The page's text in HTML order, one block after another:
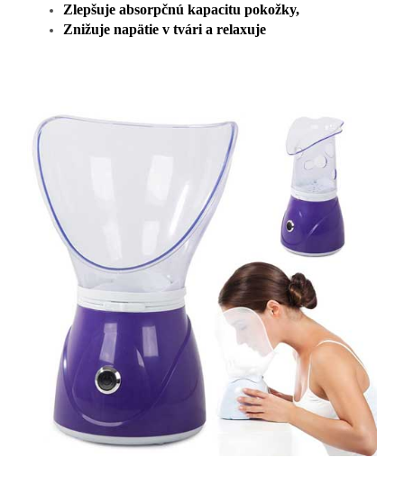
Zlepšuje absorpčnú kapacitu pokožky,
Znižuje napätie v tvári a relaxuje